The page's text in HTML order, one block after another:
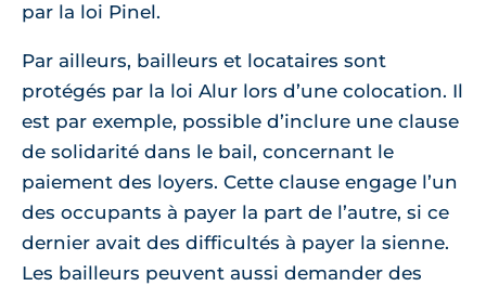
par la loi Pinel.
Par ailleurs, bailleurs et locataires sont
protégés par la loi Alur lors d’une colocation. Il
est par exemple, possible d’inclure une clause
de solidarité dans le bail, concernant le
paiement des loyers. Cette clause engage l’un
des occupants à payer la part de l’autre, si ce
dernier avait des difficultés à payer la sienne.
Les bailleurs peuvent aussi demander des